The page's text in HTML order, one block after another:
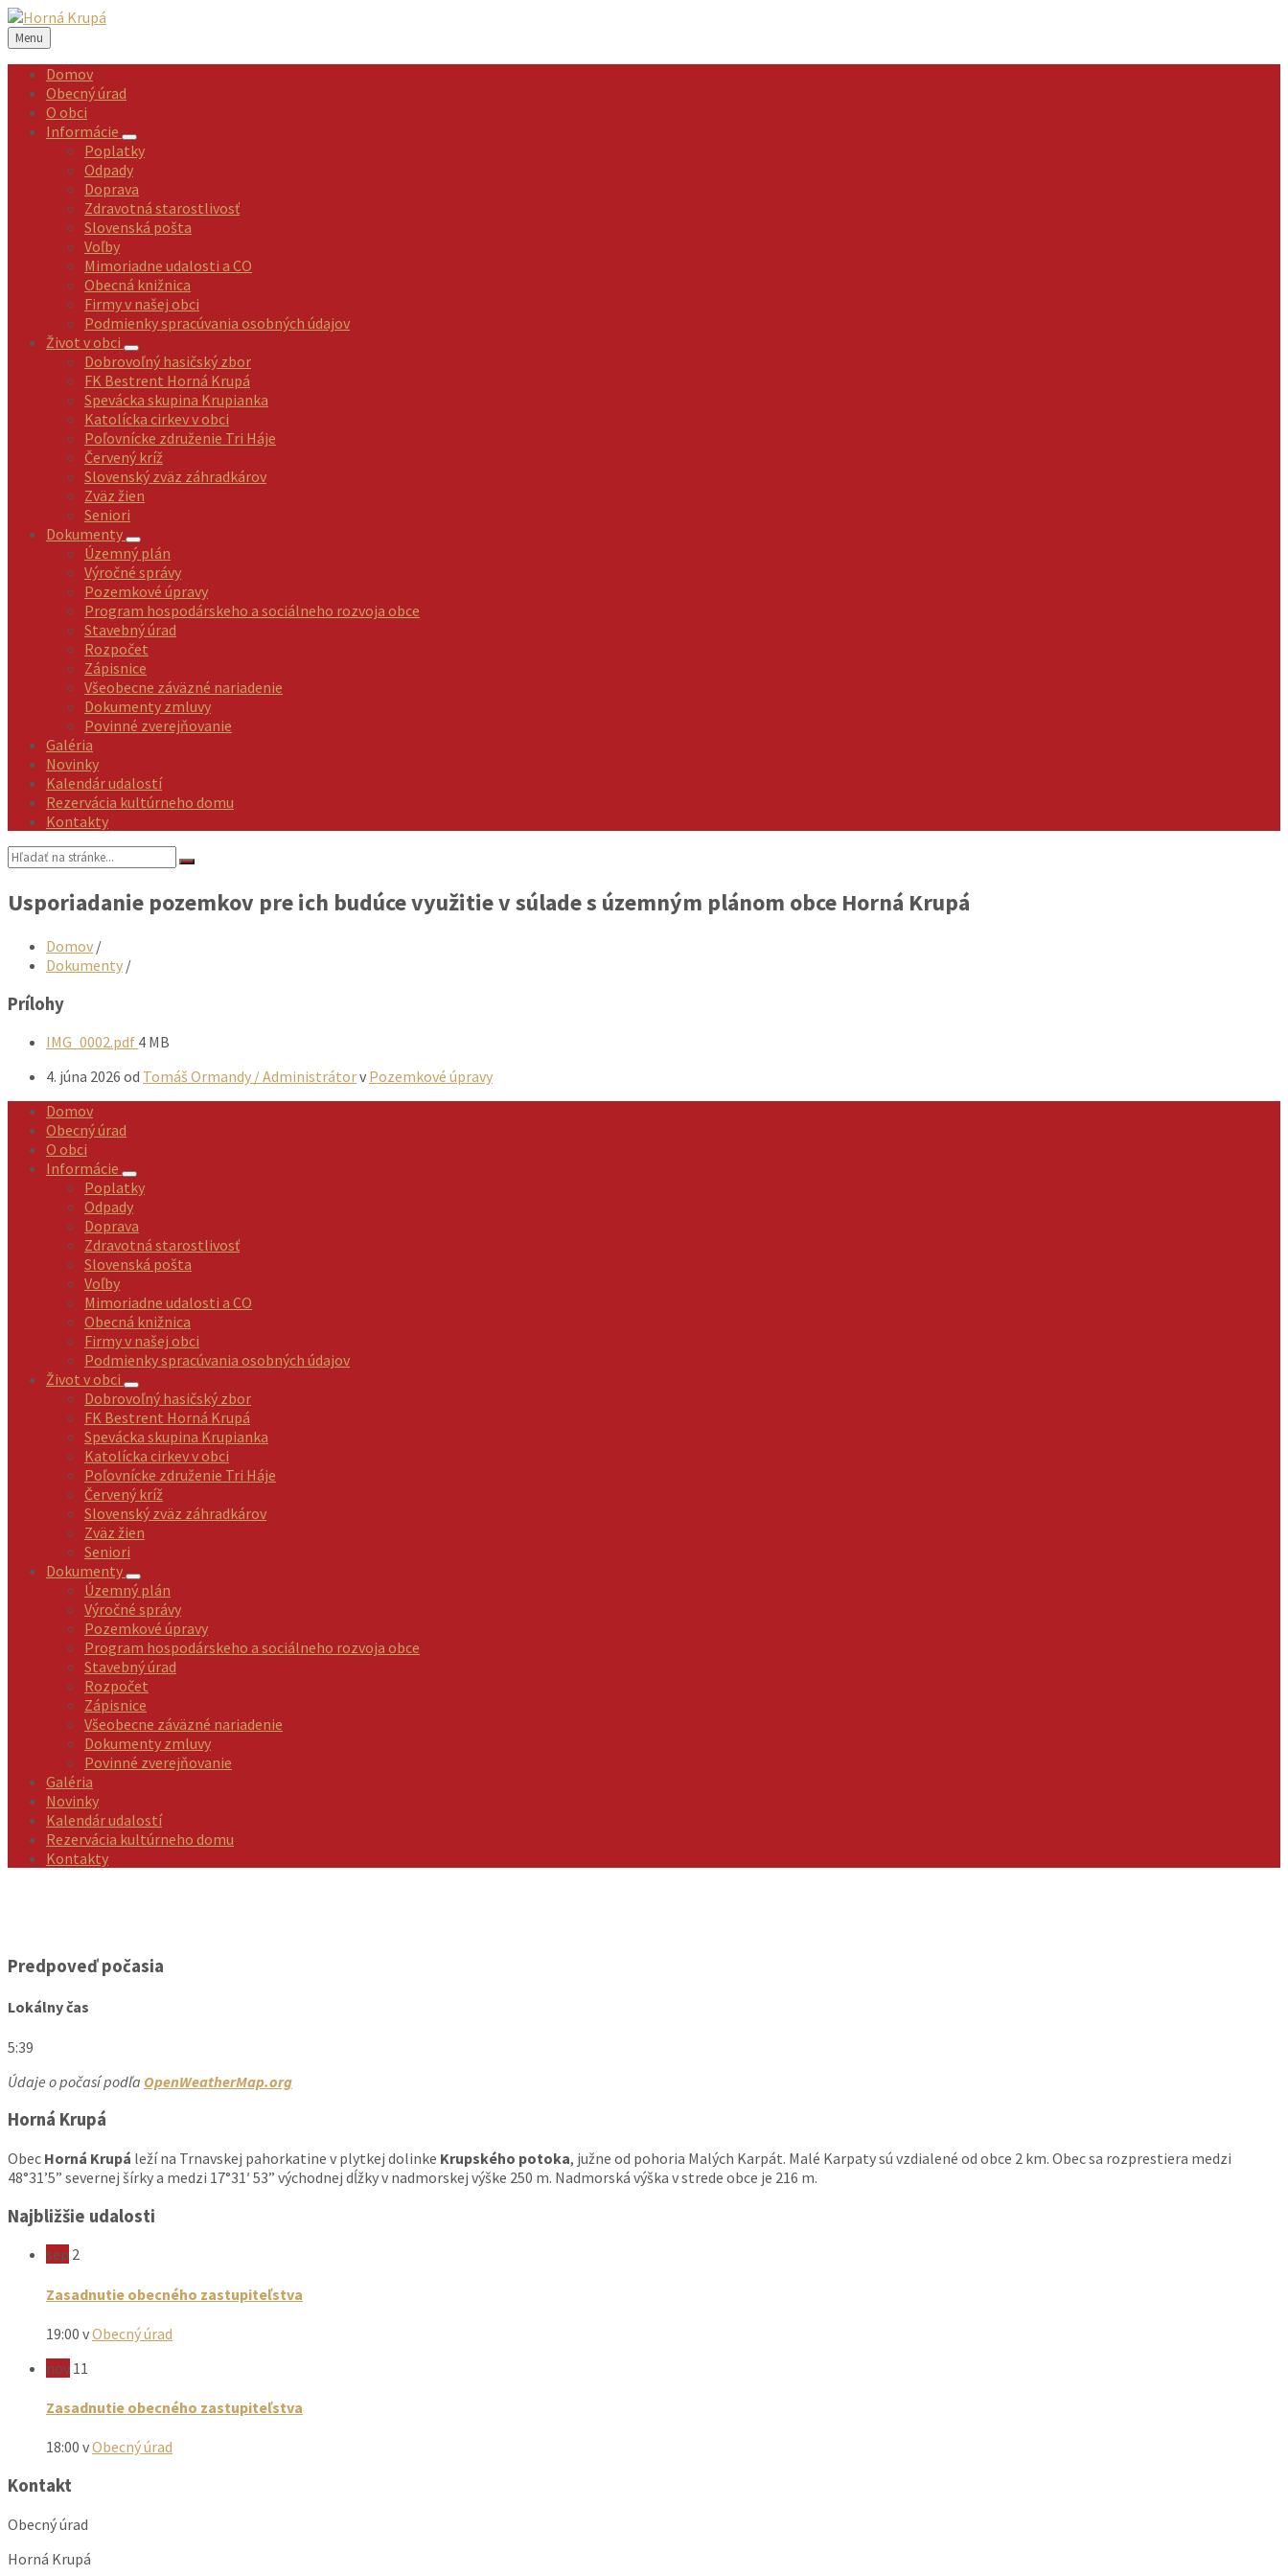
Preskočiť
na
obsah
Preskočiť
na
ľavý
panel
Preskočiť
na
pravý
panel
Preskočiť
na
pätičku
Menu
Domov
Obecný úrad
O obci
Informácie
Poplatky
Odpady
Doprava
Zdravotná starostlivosť
Slovenská pošta
Voľby
Mimoriadne udalosti a CO
Obecná knižnica
Firmy v našej obci
Podmienky spracúvania osobných údajov
Život v obci
Dobrovoľný hasičský zbor
FK Bestrent Horná Krupá
Spevácka skupina Krupianka
Katolícka cirkev v obci
Poľovnícke združenie Tri Háje
Červený kríž
Slovenský zväz záhradkárov
Zväz žien
Seniori
Dokumenty
Územný plán
Výročné správy
Pozemkové úpravy
Program hospodárskeho a sociálneho rozvoja obce
Stavebný úrad
Rozpočet
Zápisnice
Všeobecne záväzné nariadenie
Dokumenty zmluvy
Povinné zverejňovanie
Galéria
Novinky
Kalendár udalostí
Rezervácia kultúrneho domu
Kontakty
Vyhľadávanie:
Usporiadanie pozemkov pre ich budúce využitie v súlade s územným plánom obce Horná Krupá
Domov /
Dokumenty /
Prílohy
IMG_0002.pdf Veľkosť
4 MB
4. júna 2026 od Tomáš Ormandy / Administrátorv Pozemkové úpravy
Domov
Obecný úrad
O obci
Informácie
Poplatky
Odpady
Doprava
Zdravotná starostlivosť
Slovenská pošta
Voľby
Mimoriadne udalosti a CO
Obecná knižnica
Firmy v našej obci
Podmienky spracúvania osobných údajov
Život v obci
Dobrovoľný hasičský zbor
FK Bestrent Horná Krupá
Spevácka skupina Krupianka
Katolícka cirkev v obci
Poľovnícke združenie Tri Háje
Červený kríž
Slovenský zväz záhradkárov
Zväz žien
Seniori
Dokumenty
Územný plán
Výročné správy
Pozemkové úpravy
Program hospodárskeho a sociálneho rozvoja obce
Stavebný úrad
Rozpočet
Zápisnice
Všeobecne záväzné nariadenie
Dokumenty zmluvy
Povinné zverejňovanie
Galéria
Novinky
Kalendár udalostí
Rezervácia kultúrneho domu
Kontakty
Predpoveď počasia
Lokálny čas
5:39
Údaje o počasí podľa OpenWeatherMap.org
Horná Krupá
Obec Horná Krupá leží na Trnavskej pahorkatine v plytkej dolinke Krupského potoka, južne od pohoria Malých Karpát. Malé Karpaty sú vzdialené od obce 2 km. Obec sa rozprestiera medzi
48°31’5” severnej šírky a medzi 17°31′ 53” východnej dĺžky v nadmorskej výške 250 m. Nadmorská výška v strede obce je 216 m.
Najbližšie udalosti
sep 2
Zasadnutie obecného zastupiteľstva
19:00 vObecný úrad
nov 11
Zasadnutie obecného zastupiteľstva
18:00 vObecný úrad
Kontakt
Obecný úrad
Horná Krupá